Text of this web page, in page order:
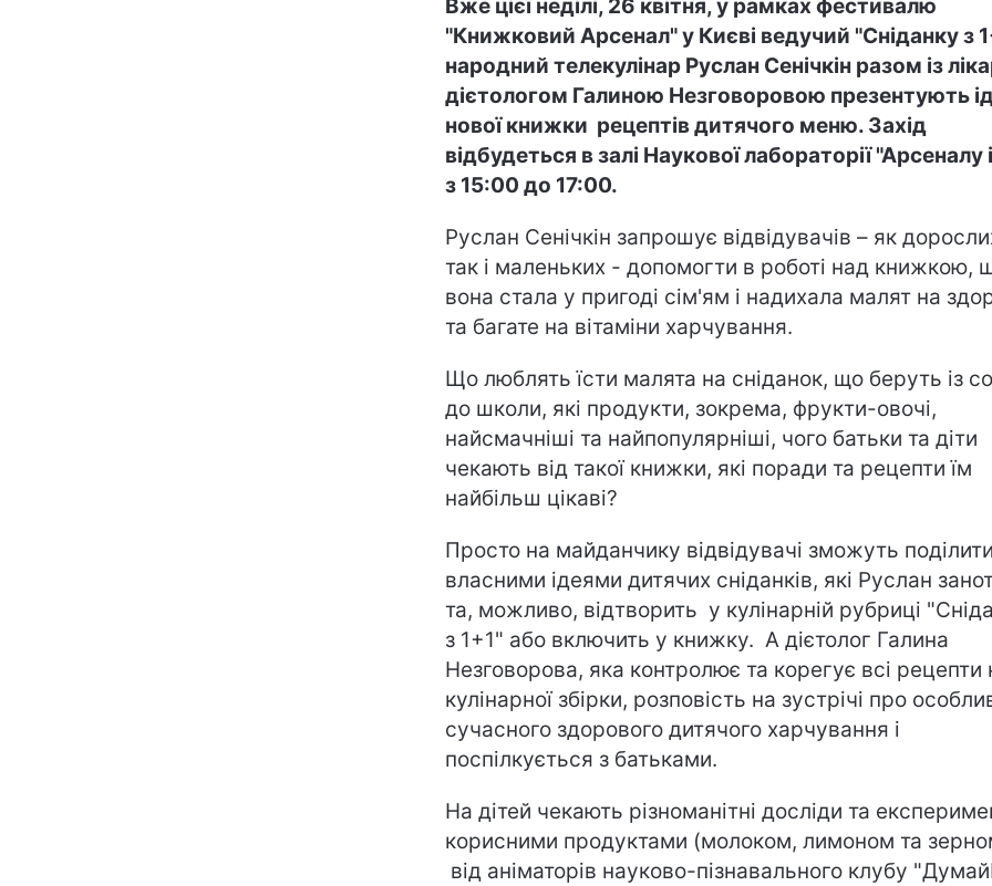
Вже цієї неділі, 26 квітня, у рамках фестивалю
"Книжковий Арсенал" у Києві ведучий "Сніданку з
народний телекулінар Руслан Сенічкін разом із
дієтологом Галиною Незговоровою презентують
нової книжки рецептів дитячого меню. Захід
відбудеться в залі Наукової лабораторії "Арсеналу
з 15:00 до 17:00.
Руслан Сенічкін запрошує відвідувачів – як
так і маленьких - допомогти в роботі над книжкою,
вона стала у пригоді сім'ям і надихала малят на
та багате на вітаміни харчування.
Що люблять їсти малята на сніданок, що беруть із
до школи, які продукти, зокрема, фрукти-овочі,
найсмачніші та найпопулярніші, чого батьки та діти
чекають від такої книжки, які поради та рецепти їм
найбільш цікаві?
Просто на майданчику відвідувачі зможуть
власними ідеями дитячих сніданків, які Руслан
та, можливо, відтворить у кулінарній рубриці
з 1+1" або включить у книжку. А дієтолог Галина
Незговорова, яка контролює та корегує всі рецепти
кулінарної збірки, розповість на зустрічі про
сучасного здорового дитячого харчування і
поспілкується з батьками.
На дітей чекають різноманітні досліди та
корисними продуктами (молоком, лимоном та
від аніматорів науково-пізнавального клубу